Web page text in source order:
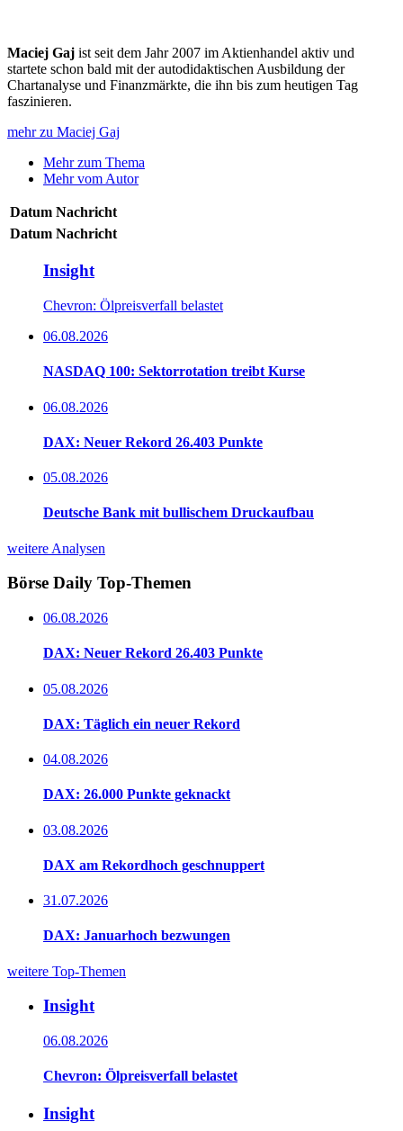
Maciej Gaj ist seit dem Jahr 2007 im Aktienhandel aktiv und
startete schon bald mit der autodidaktischen Ausbildung der
Chartanalyse und Finanzmärkte, die ihn bis zum heutigen Tag
faszinieren.
mehr zu Maciej Gaj
Mehr zum Thema
Mehr vom Autor
Datum Nachricht
Datum Nachricht
Insight
Chevron: Ölpreisverfall belastet
06.08.2026
NASDAQ 100: Sektorrotation treibt Kurse
06.08.2026
DAX: Neuer Rekord 26.403 Punkte
05.08.2026
Deutsche Bank mit bullischem Druckaufbau
weitere Analysen
Börse Daily Top-Themen
06.08.2026
DAX: Neuer Rekord 26.403 Punkte
05.08.2026
DAX: Täglich ein neuer Rekord
04.08.2026
DAX: 26.000 Punkte geknackt
03.08.2026
DAX am Rekordhoch geschnuppert
31.07.2026
DAX: Januarhoch bezwungen
weitere Top-Themen
Insight
06.08.2026
Chevron: Ölpreisverfall belastet
Insight